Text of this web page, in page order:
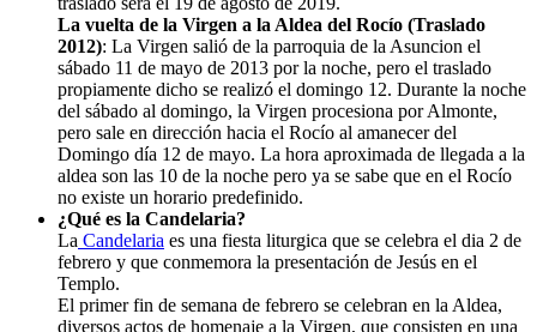
La vuelta de la Virgen a la Aldea del Rocío (Traslado
2012): La Virgen salió de la parroquia de la Asuncion el
sábado 11 de mayo de 2013 por la noche, pero el traslado
propiamente dicho se realizó el domingo 12. Durante la noche
del sábado al domingo, la Virgen procesiona por Almonte,
pero sale en dirección hacia el Rocío al amanecer del
Domingo día 12 de mayo. La hora aproximada de llegada a la
aldea son las 10 de la noche pero ya se sabe que en el Rocío
no existe un horario predefinido.
¿Qué es la Candelaria?
La Candelaria es una fiesta liturgica que se celebra el dia 2 de
febrero y que conmemora la presentación de Jesús en el
Templo.
El primer fin de semana de febrero se celebran en la Aldea,
diversos actos de homenaje a la Virgen, que consisten en una